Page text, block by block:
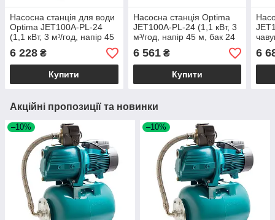
Насосна станція для води
Optima JET100A-PL-24
(1,1 кВт, 3 мᶟ/год, напір 45
поливання, свердловини
6 228 ₴
Купити
Насосна станція Optima
JET100A-PL-24 (1,1 кВт, 3
мᶟ/год, напір 45 м, бак 24
літри) для води, поливу,
свердловини
6 561₴
Купити
6
Акційні пропозиції та новинки
–10% –10%